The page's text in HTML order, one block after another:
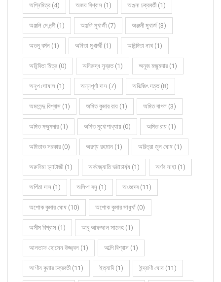
অগ্নিমিত্র (4) অজয় বিশ্বাস (1) অঞ্জনা চক্রবর্তী (1)
অঞ্জলি দে নন্দী (1) অঞ্জলি মুখার্জী (7) অঞ্জলী মুখার্জ (3)
অতনু বর্মন (1) অনিতা মুখার্জী (1) অনিন্দিতা নাথ (1)
অনিন্দিতা মিত্র (0) অনিরুদ্ধ সুব্রত (1) অনুজ মজুমদার (1)
অনুপ ঘোষাল (1) অন্নপূর্ণা দাস (7) অভিজিৎ দত্ত (8)
অমলেন্দু বিশ্বাস (1) অমিত কুমার রায় (1) অমিত বাগল (3)
অমিত মজুমদার (1) অমিত মুখোপাধ্যায় (0) অমিত রায় (1)
অমিতাভ সরকার (0) অরণ্য রহমান (1) অরিত্রা জুন ঘোষ (1)
অরুণিমা চ্যাটার্জী (1) অর্কজ্যোতি ভট্টাচার্য্য (1) অর্ণব সাহা (1)
অর্পিতা দাস (1) অলিপা বসু (1) অংশুদেব (11)
অশোক কুমার ঘোষ (10) অশোক কুমার সাধুখাঁ (0)
অসীম বিশ্বাস (1) আবু আফজাল সালেহ (1)
আলতাফ হোসেন উজ্জ্বল (1) আল্পি বিশ্বাস (1)
আশীষ কুমার চক্রবর্তী (11) ইত্যাদি (1) ইন্দ্রাণী ঘোষ (11)